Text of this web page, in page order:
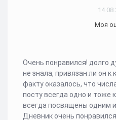
Моя
Очень понравился! долго
не знала, привязан ли он к
факту оказалось, что
посту всегда одно и тоже
всегда посвящены одним
Дневник очень